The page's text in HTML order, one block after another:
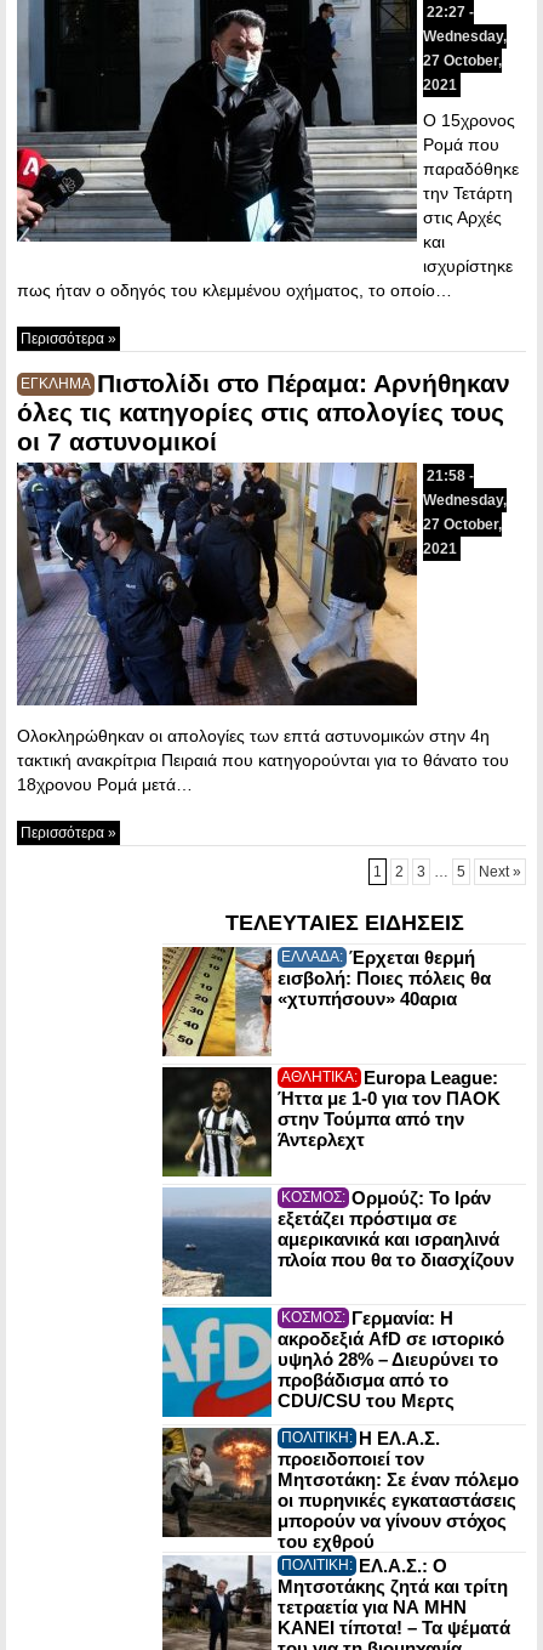
22:27 -
Wednesday,
27 October,
2021
Ο 15χρονος
Ρομά που
παραδόθηκε
την Τετάρτη
στις Αρχές
και
ισχυρίστηκε
πως ήταν ο οδηγός του κλεμμένου οχήματος, το οποίο…
Περισσότερα »
ΕΓΚΛΗΜΑ Πιστολίδι στο Πέραμα: Αρνήθηκαν
όλες τις κατηγορίες στις απολογίες τους
οι 7 αστυνομικοί
21:58 -
Wednesday,
27 October,
2021
Ολοκληρώθηκαν οι απολογίες των επτά αστυνομικών στην 4η
τακτική ανακρίτρια Πειραιά που κατηγορούνται για το θάνατο του
18χρονου Ρομά μετά…
Περισσότερα »
1 2 3 5 Next »
ΤΕΛΕΥΤΑΙΕΣ ΕΙΔΗΣΕΙΣ
ΕΛΛΑΔΑ: Έρχεται θερμή
εισβολή: Ποιες πόλεις θα
«χτυπήσουν» 40αρια
ΑΘΛΗΤΙΚΑ: Europa League:
Ήττα με 1-0 για τον ΠΑΟΚ
στην Τούμπα από την
Άντερλεχτ
ΚΟΣΜΟΣ: Ορμούζ: Το Ιράν
εξετάζει πρόστιμα σε
αμερικανικά και ισραηλινά
πλοία που θα το διασχίζουν
ΚΟΣΜΟΣ: Γερμανία: Η
ακροδεξιά AfD σε ιστορικό
υψηλό 28% – Διευρύνει το
προβάδισμα από το
CDU/CSU του Μερτς
ΠΟΛΙΤΙΚΗ: Η ΕΛ.Α.Σ.
προειδοποιεί τον
Μητσοτάκη: Σε έναν πόλεμο
οι πυρηνικές εγκαταστάσεις
μπορούν να γίνουν στόχος
του εχθρού
ΠΟΛΙΤΙΚΗ: ΕΛ.Α.Σ.: Ο
Μητσοτάκης ζητά και τρίτη
τετραετία για ΝΑ ΜΗΝ
ΚΑΝΕΙ τίποτα! – Τα ψέματά